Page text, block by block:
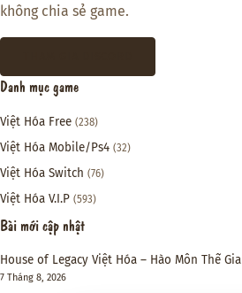
không chia sẻ game.
Danh mục game
Việt Hóa Free (238)
Việt Hóa Mobile/Ps4 (32)
Việt Hóa Switch (76)
Việt Hóa V.I.P (593)
Bài mới cập nhật
House of Legacy Việt Hóa – Hào Môn Thế Gia
7 Tháng 8, 2026